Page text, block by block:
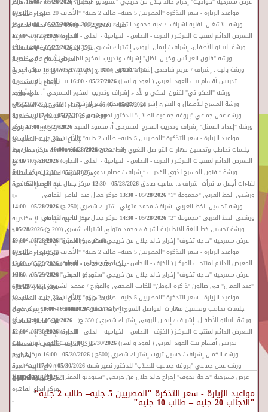
»
مركز الحرف التقليدية بالفسطاط
»
ابداع القاهرة
»
مواعيد الزيارة - سعر التذكرة "المصريين 5 جنيه– طالب 2 جنيه" "الأجانب 20 جنيه – طالب 10
جنيه"05/27/2026 - 09:00
متحف نجيب محفوظ
»
«
ورشة الاشغال الفنية اشراف ا/ هبة محمود اشتراك شهري (300 ج)
05/27/2026 - 11:00
مركز
الحرية للإبداع بالإسكندرية
»
«
المعرض الدائم لمنتجات المركـز ( الخزف - النحاس - الخيامية - الحلى - النجارة)05/27/2026 - 12:00
مركز الحرف التقليدية بالفسطاط
»
«
ورشة البيانو للأطفال، إشراف / إيمان الروبى إشتراك شهري (350 ج)
05/27/2026 - 14:00
مركز
الحرية للإبداع بالإسكندرية
»
«
ورشة "فنون العرائس وخيال الظل" إشراف وتدريب المخرج المسرحي أ/ مصطفى الصباغ
05/27/2026 - 15:00
مركز الإبداع الفنى ببيت السحيمى
»
«
ورشة باليه ، إشراف / مريم شافعى إشتراك شهري ) 300 ج (
05/27/2026 - 16:00
مركز الحرية
للإبداع بالإسكندرية
»
«
تدريس أقسام بيت العود العربي (العود والساز)05/27/2026 - 16:00
بيت العود العربى ببيت
الهراوى
»
«
ورشة "الحكواتي" لفنون الحكي والأداء إشراف وتدريب المخرج المسرحي أ. علي أبوزيد
05/27/2026 - 16:00
مركز الإبداع الفنى ببيت السحيمى
»
«
ورشة المسرح للأطفال و النشء إشراف / محمد نجله اشتراك شهري ) 300 ج (
05/27/2026 -
17:00مركز الحرية للإبداع بالإسكندرية
»
«
ورشة عمل جماعي "بروفة جماعية للطلاب" للدكتور نصير شمة05/27/2026 - 17:00
بيت العود
العربى ببيت الهراوى
»
«
ورشة "إعداد الممثل" إشراف وتدريب المخرج المسرحي أ/ محمود السيد05/27/2026 - 17:00
مركز
الإبداع الفنى ببيت السحيمى
»
«
مواعيد الزيارة - سعر التذكرة "المصريين 5 جنيه– طالب 2 جنيه" "الأجانب 20 جنيه – طالب 10
جنيه"05/28/2026 - 09:00
متحف نجيب محفوظ
»
«
جلسات تخاطب وتحسين مهارات التواصل اللغوي راندا عدلى05/28/2026 - 10:00
مركز جمال عبد
الناصر الثقافي
»
«
المعرض الدائم لمنتجات المركـز ( الخزف - النحاس - الخيامية - الحلى - النجارة)05/28/2026 - 12:00
مركز الحرف التقليدية بالفسطاط
»
«
ورشة “ فنون المسرح لذوي القدرات “إشراف / عصام بدوي05/28/2026 - 12:30
مركز الحرية
للإبداع بالإسكندرية
»
«
لقاءات أجمل ما قرأت اشراف د. سامية صادق05/28/2026 - 12:30
مركز جمال عبد الناصر الثقافي
»
«
ورشتي الخط العربي "مجموعة "1"
05/28/2026 - 13:30
مركز جمال عبد الناصر الثقافي
»
«
ورشة تحسين الخط العربي اشراف/ محمد متولي اشتراك شهري (250 ج)
05/28/2026 - 14:00
مركز الحرية للإبداع بالإسكندرية
»
«
ورشتي الخط العربي "مجموعة "2"
05/28/2026 - 14:30
مركز جمال عبد الناصر الثقافي
»
«
ورشة تحسين خط اللغة الانجليزية اشراف/ محمد متولي اشتراك شهري (200 ج)
05/28/2026 -
15:00مركز الحرية للإبداع بالإسكندرية
»
«
عرض مسرحية "حاجة تخوف" إخراج خالد جلال من خريجي "ستوديو الممثل"05/28/2026 - 19:00
مركز ابداع القاهرة
»
«
مواعيد الزيارة - سعر التذكرة "المصريين 5 جنيه– طالب 2 جنيه" "الأجانب 20 جنيه – طالب 10
جنيه"05/29/2026 - 09:00
متحف نجيب محفوظ
»
«
المعرض الدائم لمنتجات المركـز ( الخزف - النحاس - الخيامية - الحلى - النجارة)05/29/2026 - 12:00
مركز الحرف التقليدية بالفسطاط
»
«
عرض مسرحية "حاجة تخوف" إخراج خالد جلال من خريجي "ستوديو الممثل"05/29/2026 - 19:00
مركز ابداع القاهرة
»
«
"عيد العمال" في صالون "ذاكرة الوطن" للكاتب الصحفي والمؤرخ / محمد الشافعي
05/29/2026 -
19:30مركز الإبداع الفنى ببيت السحيمى
»
«
مواعيد الزيارة - سعر التذكرة "المصريين 5 جنيه– طالب 2 جنيه" "الأجانب 20 جنيه – طالب 10
جنيه"05/30/2026 - 09:00
متحف نجيب محفوظ
»
«
جلسات تخاطب وتحسين مهارات التواصل اللغوي ا/ راندا عدلى05/30/2026 - 10:00
مركز جمال
عبد الناصر الثقافي
»
«
ورشة البيانو للأطفال، إشراف / إيمان الروبى إشتراك شهري ) 350 ج( .
05/30/2026 - 12:00
مركز
الحرية للإبداع بالإسكندرية
»
«
المعرض الدائم لمنتجات المركـز ( الخزف - النحاس - الخيامية - الحلى - النجارة)05/30/2026 - 12:00
مركز الحرف التقليدية بالفسطاط
»
«
تدريس أقسام بيت العود العربي (العود والساز)05/30/2026 - 16:00
بيت العود العربى ببيت
الهراوى
»
«
ورشة الكمان إشراف / حسين ثروت إشتراك شهري (500ج )
05/30/2026 - 16:00
مركز الحرية
للإبداع بالإسكندرية
»
«
ورشة عمل جماعي "بروفة جماعية للطلاب" للدكتور نصير شمة05/30/2026 - 17:00
بيت العود
العربى ببيت الهراوى
»
«
عرض مسرحية "حاجة تخوف" إخراج خالد جلال من خريجي "ستوديو الممثل"05/30/2026 - 19:00
مركز ابداع القاهرة
»
مواعيد الزيارة - سعر التذكرة "المصريين 5 جنيه– طالب 2 جنيه"
"الأجانب 20 جنيه – طالب 10 جنيه"